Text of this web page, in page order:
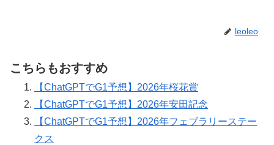
leoleo
こちらもおすすめ
【ChatGPTでG1予想】2026年桜花賞
【ChatGPTでG1予想】2026年安田記念
【ChatGPTでG1予想】2026年フェブラリーステー
クス